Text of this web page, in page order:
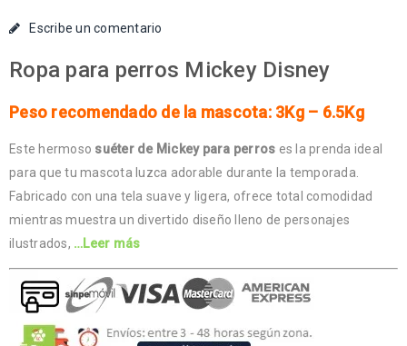
Escribe un comentario
Ropa para perros Mickey Disney
Peso recomendado de la mascota: 3Kg – 6.5Kg
Este hermoso suéter de Mickey para perros es la prenda ideal
para que tu mascota luzca adorable durante la temporada.
Fabricado con una tela suave y ligera, ofrece total comodidad
mientras muestra un divertido diseño lleno de personajes
ilustrados, …Leer más